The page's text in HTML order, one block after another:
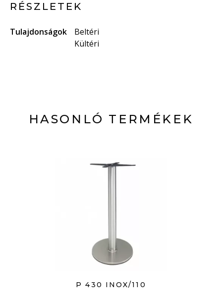
RÉSZLETEK
Tulajdonságok
Beltéri
Kültéri
HASONLÓ TERMÉKEK
P 430 INOX/110